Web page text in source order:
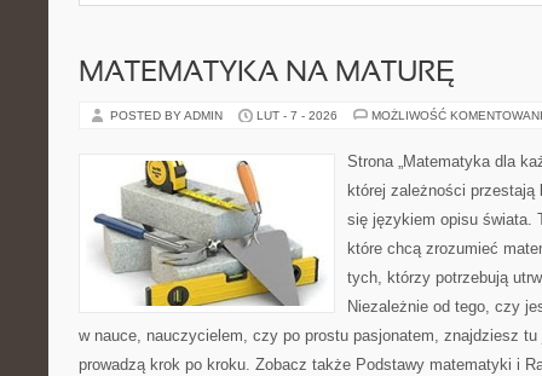
MATEMATYKA NA MATURĘ
POSTED BY ADMIN LUT - 7 - 2026 MOŻLIWOŚĆ
Strona „Matematyka dla
której zależności
się językiem opisu świata.
które chcą zrozumieć
tych, którzy potrzebują
Niezależnie od tego, czy
w nauce, nauczycielem, czy po prostu pasjonatem, znajdziesz
prowadzą krok po kroku. Zobacz także Podstawy matematyki i